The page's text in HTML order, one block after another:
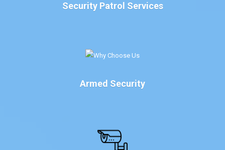
Security Patrol Services
Armed Security